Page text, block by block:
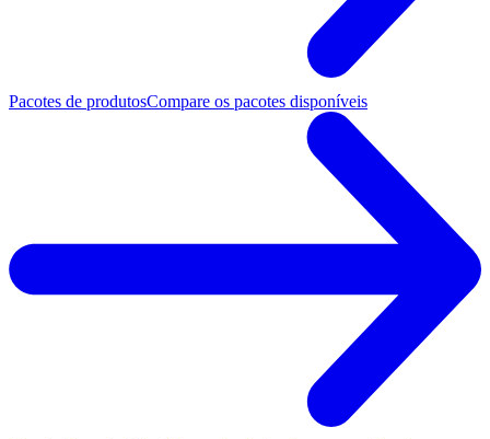
Pacotes de produtosCompare os pacotes disponíveis